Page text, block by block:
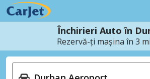
Închirieri Auto în
Rezervă-ți mașina în 3